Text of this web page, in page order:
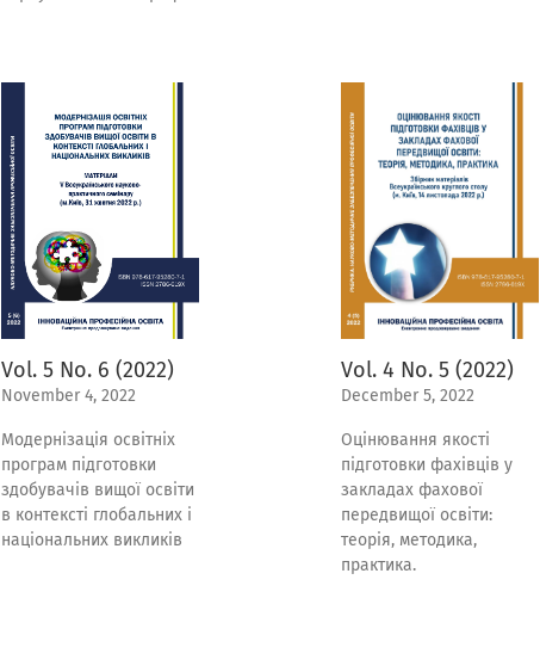
Vol. 5 No. 6 (2022)
November 4, 2022
Модернізація освітніх
програм підготовки
здобувачів вищої освіти
в контексті глобальних і
національних викликів
Vol. 4 No. 5 (2022)
December 5, 2022
Оцінювання якості
підготовки фахівців у
закладах фахової
передвищої освіти:
теорія, методика,
практика.